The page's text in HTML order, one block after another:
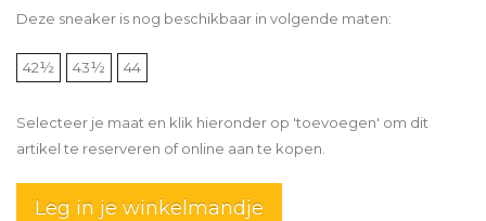
Deze sneaker is nog beschikbaar in volgende maten:
42½ 43½ 44
Selecteer je maat en klik hieronder op 'toevoegen' om dit
artikel te reserveren of online aan te kopen.
Leg in je winkelmandje